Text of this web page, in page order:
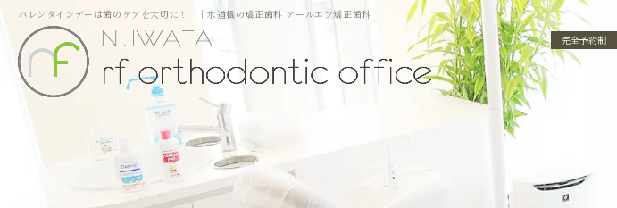
バレンタインデーは歯のケアを大切に！ ｜水道橋の矯正歯科 アールエフ矯正歯科
完全予約制